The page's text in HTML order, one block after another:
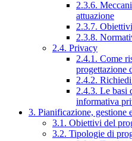
2.3.6.
attuazione
2.3.7.
2.3.8.
2.4. Privacy
2.4.1. Come
progettazione
2.4.2.
2.4.3. Le basi
informativa
3. Pianificazione, gestione
3.1. Obiettivi del
3.2. Tipologie di